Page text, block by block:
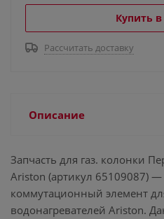
Купить
Рассчитать доставку
Описание
Запчасть для газ. колонки
Ariston (артикул 65109087)
коммутационный элемент
водонагревателей Ariston.